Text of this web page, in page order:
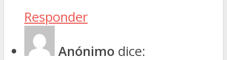
Responder
Anónimo dice: